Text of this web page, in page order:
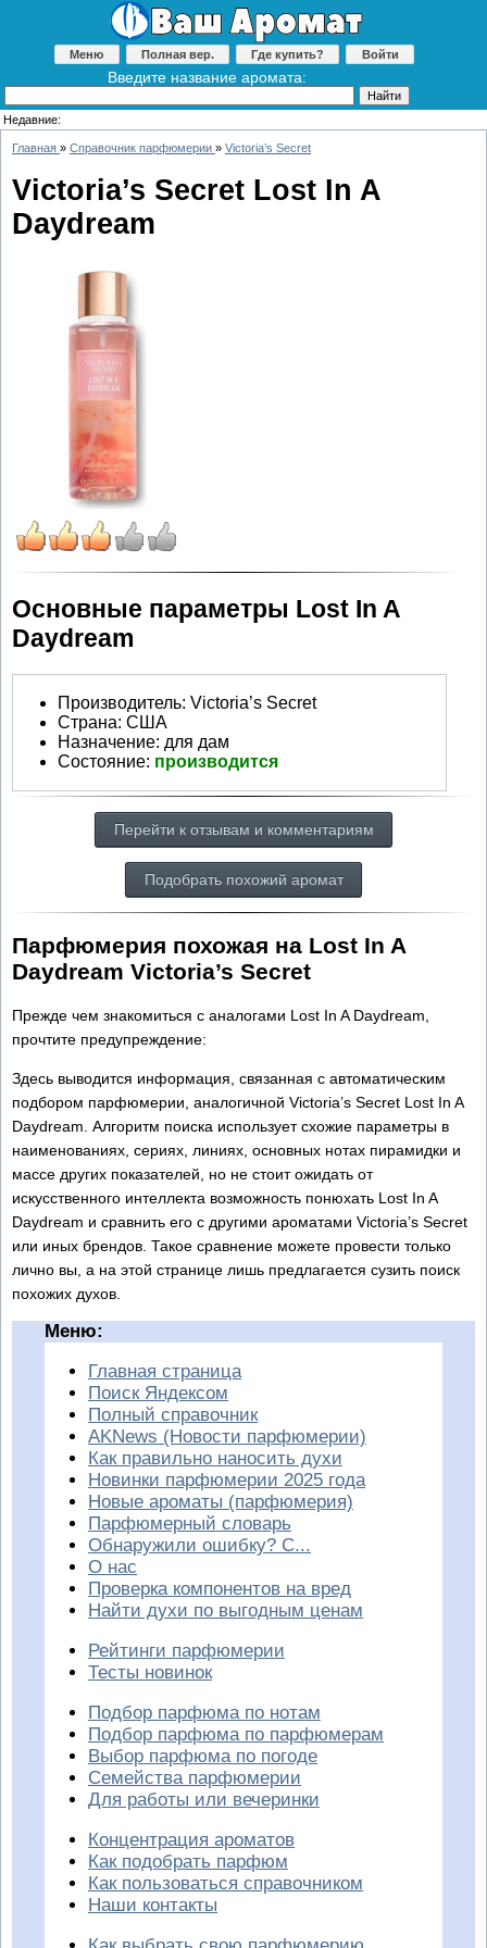
Меню Полная вер. Где купить? Войти
Введите название аромата:
Недавние:
Главная » Справочник парфюмерии » Victoria’s Secret
Victoria’s Secret Lost In A
Daydream
Основные параметры Lost In A
Daydream
Производитель: Victoria’s Secret
Страна: США
Назначение: для дам
Состояние: производится
Перейти к отзывам и комментариям
Подобрать похожий аромат
Парфюмерия похожая на Lost In A
Daydream Victoria’s Secret
Прежде чем знакомиться с аналогами Lost In A Daydream,
прочтите предупреждение:
Здесь выводится информация, связанная с автоматическим
подбором парфюмерии, аналогичной Victoria’s Secret Lost In A
Daydream. Алгоритм поиска использует схожие параметры в
наименованиях, сериях, линиях, основных нотах пирамидки и
массе других показателей, но не стоит ожидать от
искусственного интеллекта возможность понюхать Lost In A
Daydream и сравнить его с другими ароматами Victoria’s Secret
или иных брендов. Такое сравнение можете провести только
лично вы, а на этой странице лишь предлагается сузить поиск
похожих духов.
Меню:
Главная страница
Поиск Яндексом
Полный справочник
AKNews (Новости парфюмерии)
Как правильно наносить духи
Новинки парфюмерии 2025 года
Новые ароматы (парфюмерия)
Парфюмерный словарь
Обнаружили ошибку? С...
О нас
Проверка компонентов на вред
Найти духи по выгодным ценам
Рейтинги парфюмерии
Тесты новинок
Подбор парфюма по нотам
Подбор парфюма по парфюмерам
Выбор парфюма по погоде
Семейства парфюмерии
Для работы или вечеринки
Концентрация ароматов
Как подобрать парфюм
Как пользоваться справочником
Наши контакты